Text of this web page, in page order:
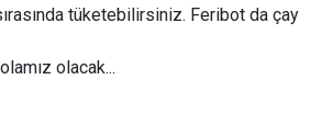
tüketebilirsiniz. Feribot da çay
olacak...